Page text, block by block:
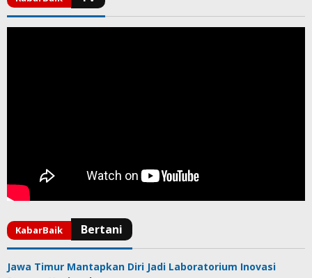
Jawa Timur Mantapkan Diri Jadi Laboratorium Inovasi